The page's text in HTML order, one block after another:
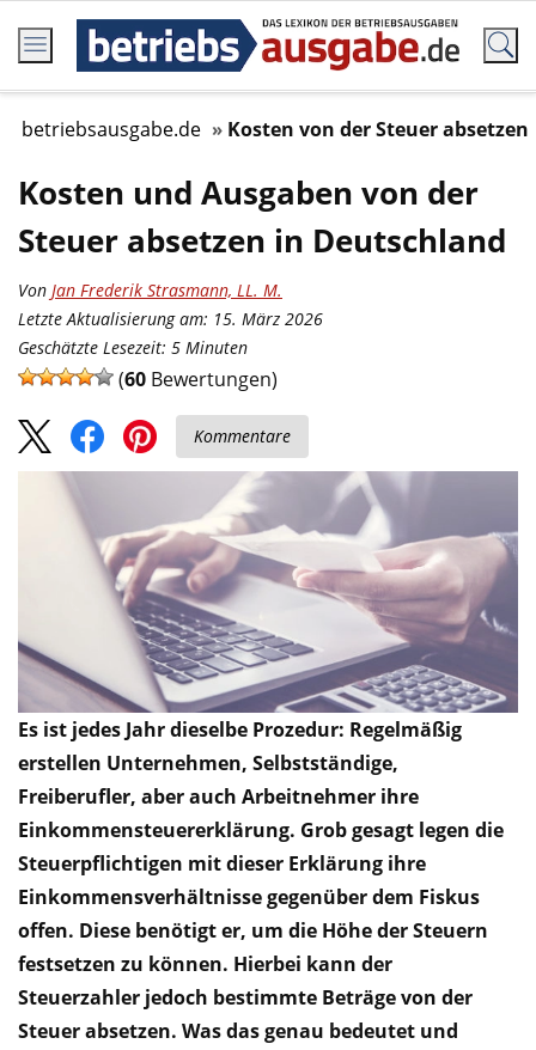
betriebsausgabe.de Kosten von der Steuer absetzen
Kosten und Ausgaben von der
Steuer absetzen in Deutschland
Von Jan Frederik Strasmann, LL. M.
Letzte Aktualisierung am: 15. März 2026
Geschätzte Lesezeit: 5 Minuten
(60 Bewertungen)
Kommentare
Es ist jedes Jahr dieselbe Prozedur: Regelmäßig
erstellen Unternehmen, Selbstständige,
Freiberufler, aber auch Arbeitnehmer ihre
Einkommensteuererklärung. Grob gesagt legen die
Steuerpflichtigen mit dieser Erklärung ihre
Einkommensverhältnisse gegenüber dem Fiskus
offen. Diese benötigt er, um die Höhe der Steuern
festsetzen zu können. Hierbei kann der
Steuerzahler jedoch bestimmte Beträge von der
Steuer absetzen. Was das genau bedeutet und